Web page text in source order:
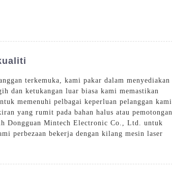
terkemuka, kami pakar dalam menyediakan
dan ketukangan luar biasa kami memastikan
memenuhi pelbagai keperluan pelanggan kami,
yang rumit pada bahan halus atau pemotongan
Dongguan Mintech Electronic Co., Ltd. untuk
perbezaan bekerja dengan kilang mesin laser